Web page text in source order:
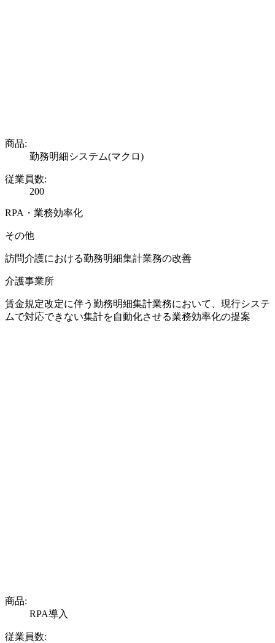
商品:
勤務明細システム(マクロ)
従業員数:
200
RPA・業務効率化
その他
訪問介護における勤務明細集計業務の改善
介護事業所
賃金規定改定に伴う勤務明細集計業務において、現行システ
ムで対応できない集計を自動化させる業務効率化の提案
商品:
RPA導入
従業員数: